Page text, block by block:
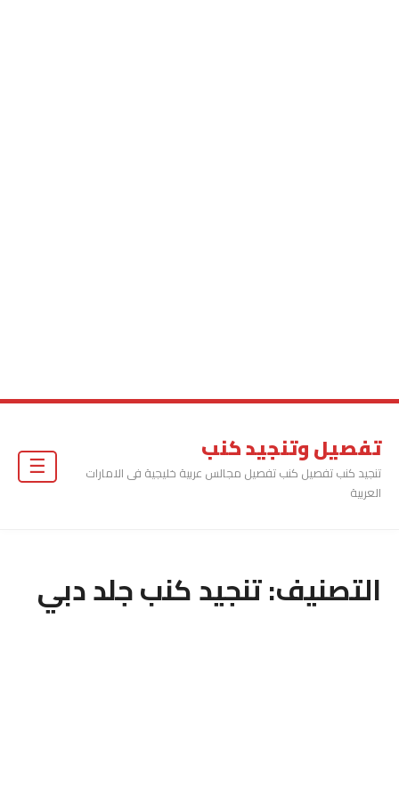
تفصيل وتنجيد كنب
تنجيد كنب تفصيل كنب تفصيل مجالس عربية خليجية فى الامارات
العربية
التصنيف:تنجيد كنب جلد دبي